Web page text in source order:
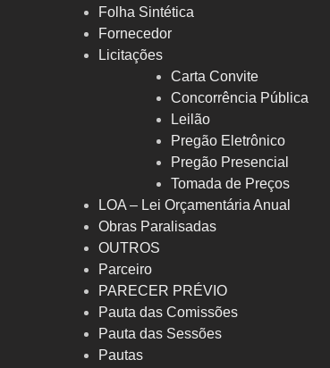
Folha Sintética
Fornecedor
Licitações
Carta Convite
Concorrência Pública
Leilão
Pregão Eletrônico
Pregão Presencial
Tomada de Preços
LOA – Lei Orçamentária Anual
Obras Paralisadas
OUTROS
Parceiro
PARECER PRÉVIO
Pauta das Comissões
Pauta das Sessões
Pautas